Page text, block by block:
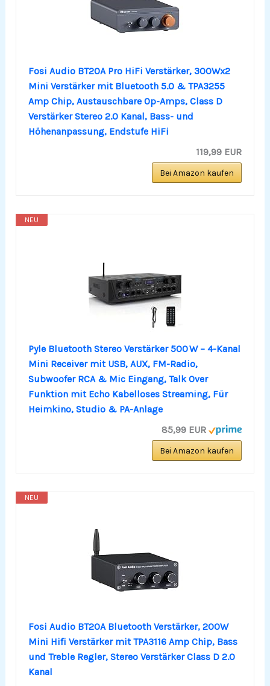
Fosi Audio BT20A Pro HiFi Verstärker, 300Wx2
Mini Verstärker mit Bluetooth 5.0 & TPA3255
Amp Chip, Austauschbare Op-Amps, Class D
Verstärker Stereo 2.0 Kanal, Bass- und
Höhenanpassung, Endstufe HiFi
119,99 EUR
Bei Amazon kaufen
NEU
Pyle Bluetooth Stereo Verstärker 500 W – 4-Kanal
Mini Receiver mit USB, AUX, FM-Radio,
Subwoofer RCA & Mic Eingang, Talk Over
Funktion mit Echo Kabelloses Streaming, Für
Heimkino, Studio & PA-Anlage
85,99 EUR
Bei Amazon kaufen
NEU
Fosi Audio BT20A Bluetooth Verstärker, 200W
Mini Hifi Verstärker mit TPA3116 Amp Chip, Bass
und Treble Regler, Stereo Verstärker Class D 2.0
Kanal